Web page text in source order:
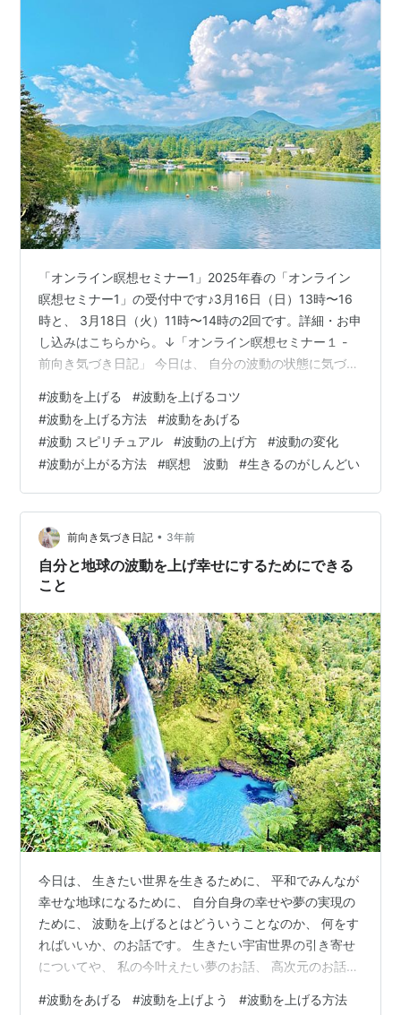
「オンライン瞑想セミナー1」2025年春の「オンライン
瞑想セミナー1」の受付中です♪3月16日（日）13時〜16
時と、 3月18日（火）11時〜14時の2回です。詳細・お申
し込みはこちらから。↓「オンライン瞑想セミナー１ -
前向き気づき日記」 今日は、 自分の波動の状態に気づ
す。 そのために、まず自分の波動の状態が 今どうなの
か？に気づくヒント、見分け方や、 波動が下がりかけた
時に気づくヒントと、 日常の中でできる簡単な整え方を
ご紹介します。 波動次第で現実も、自分の幸せ感も 大き
く変わりますので、 ぜひ参考にし、実践してみてくださ
いね(^…
#波動を上げる #波動を上げるコツ
#波動を上げる方法 #波動をあげる
#波動 スピリチュアル #波動の上げ方 #波動の変化
#波動が上がる方法 #瞑想 波動 #生きるのがしんどい
前向き気づき日記 • 3年前
自分と地球の波動を上げ幸せにするためにできる
こと
今日は、 生きたい世界を生きるために、 平和でみんなが
幸せな地球になるために、 自分自身の幸せや夢の実現の
ために、 波動を上げるとはどういうことなのか、 何をす
ればいいか、のお話です。 生きたい宇宙世界の引き寄せ
についてや、 私の今叶えたい夢のお話、 高次元のお話や
では、具体的に そのために今自分にできること、 何をす
#波動をあげる #波動を上げよう #波動を上げる方法